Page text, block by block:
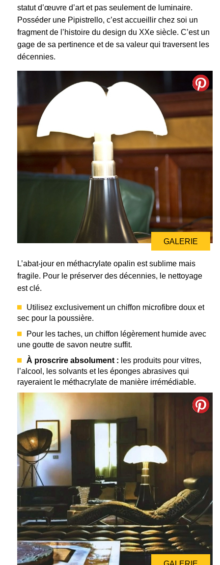
statut d’œuvre d’art et pas seulement de luminaire.
Posséder une Pipistrello, c’est accueillir chez soi un
fragment de l’histoire du design du XXe siècle. C’est un
gage de sa pertinence et de sa valeur qui traversent les
décennies.
GALERIE
L’abat-jour en méthacrylate opalin est sublime mais
fragile. Pour le préserver des décennies, le nettoyage
est clé.
Utilisez exclusivement un chiffon microfibre doux et
sec pour la poussière.
Pour les taches, un chiffon légèrement humide avec
une goutte de savon neutre suffit.
À proscrire absolument : les produits pour vitres,
l’alcool, les solvants et les éponges abrasives qui
rayeraient le méthacrylate de manière irrémédiable.